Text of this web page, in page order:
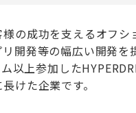
の成功を支えるオフ
開発等の幅広い開発
上参加した
けた企業です。